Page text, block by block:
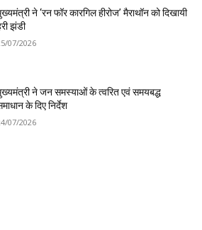
ने ‘रन फॉर कारगिल हीरोज’ मैराथॉन को दिखायी
झंडी
07/2026
ने जन समस्याओं के त्वरित एवं समयबद्ध
के दिए निर्देश
07/2026